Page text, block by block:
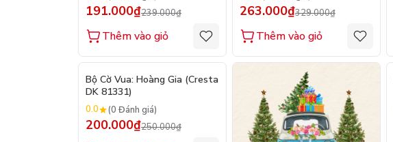
191.000₫239.000₫
Thêm vào giỏ
263.000₫329.000₫
Thêm vào giỏ
- 20%
Bộ Cờ Vua: Hoàng Gia (Cresta
DK 81331)
0.0 (0 Đánh giá)
200.000₫250.000₫